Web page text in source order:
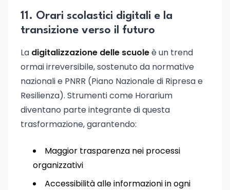
11. Orari scolastici digitali e la
transizione verso il futuro
La digitalizzazione delle scuoleè un trend
ormai irreversibile, sostenuto da normative
nazionali e PNRR (Piano Nazionale di Ripresa e
Resilienza). Strumenti come Horarium
diventano parte integrante di questa
trasformazione, garantendo:
Maggior trasparenza nei processi
organizzativi
Accessibilità alle informazioni in ogni